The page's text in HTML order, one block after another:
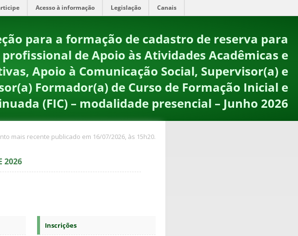
Acesso à informação Legislação Canais
para a formação de cadastro de reserva para
profissional de Apoio às Atividades Acadêmicas e
Apoio à Comunicação Social, Supervisor(a) e
Formador(a) de Curso de Formação Inicial e
(FIC) – modalidade presencial – Junho 2026
mais recente publicado em 16/07/2026, às 15h20.
2026
Inscrições